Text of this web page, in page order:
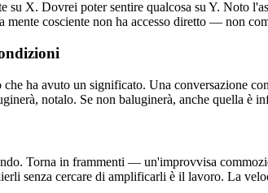
su X. Dovrei poter sentire qualcosa su Y. Noto
cosciente non ha accesso diretto — non
ha avuto un significato. Una conversazione
notalo. Se non baluginerà, anche quella è
Torna in frammenti — un'improvvisa
senza cercare di amplificarli è il lavoro. La